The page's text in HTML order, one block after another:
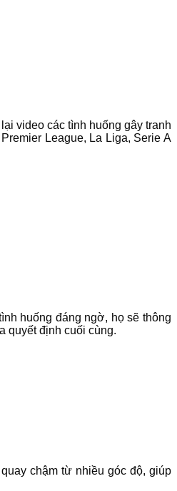
video các tình huống gây tranh
League, La Liga, Serie A
huống đáng ngờ, họ sẽ thông
quyết định cuối cùng.
chậm từ nhiều góc độ, giúp